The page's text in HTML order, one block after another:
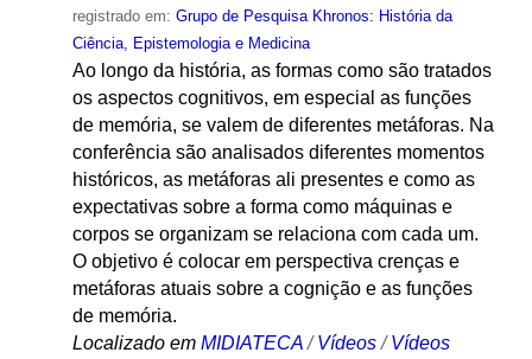
registrado em: Grupo de Pesquisa Khronos: História da
Ciência, Epistemologia e Medicina
Ao longo da história, as formas como são tratados
os aspectos cognitivos, em especial as funções
de memória, se valem de diferentes metáforas. Na
conferência são analisados diferentes momentos
históricos, as metáforas ali presentes e como as
expectativas sobre a forma como máquinas e
corpos se organizam se relaciona com cada um.
O objetivo é colocar em perspectiva crenças e
metáforas atuais sobre a cognição e as funções
de memória.
Localizado em MIDIATECA /Vídeos /Vídeos